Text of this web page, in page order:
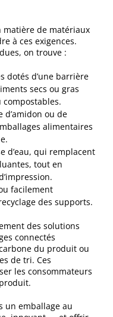
matière de matériaux
à ces exigences.
on trouve :
dotés d’une barrière
secs ou gras
d’amidon ou de
alimentaires
d’eau, qui remplacent
tout en
facilement
des supports.
des solutions
connectés
du produit ou
de tri. Ces
les consommateurs
un emballage au